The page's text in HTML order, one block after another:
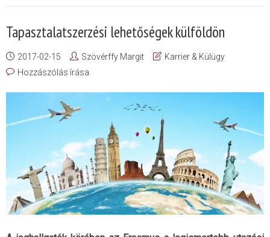
Tapasztalatszerzési lehetőségek külföldön
2017-02-15 Szövérffy Margit
Karrier & Külügy
Hozzászólás írása